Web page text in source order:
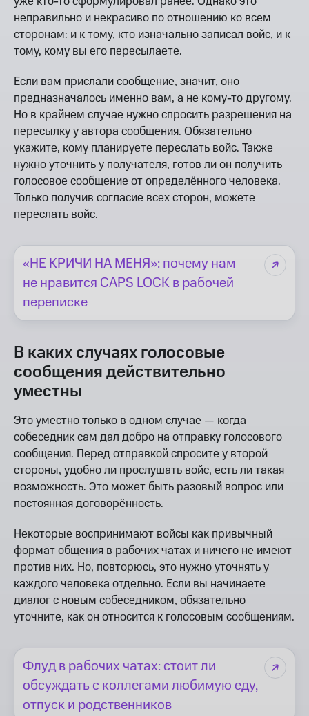
неправильно и некрасиво по отношению ко всем
сторонам: и к тому, кто изначально записал войс, и к
тому, кому вы его пересылаете.
Если вам прислали сообщение, значит, оно
предназначалось именно вам, а не кому-то другому.
Но в крайнем случае нужно спросить разрешения на
пересылку у автора сообщения. Обязательно
укажите, кому планируете переслать войс. Также
нужно уточнить у получателя, готов ли он получить
голосовое сообщение от определённого человека.
Только получив согласие всех сторон, можете
переслать войс.
«НЕ КРИЧИ НА МЕНЯ»: почему нам
не нравится CAPS LOCK в рабочей
переписке
В каких случаях голосовые
сообщения действительно
уместны
Это уместно только в одном случае — когда
собеседник сам дал добро на отправку голосового
сообщения. Перед отправкой спросите у второй
стороны, удобно ли прослушать войс, есть ли такая
возможность. Это может быть разовый вопрос или
постоянная договорённость.
Некоторые воспринимают войсы как привычный
формат общения в рабочих чатах и ничего не имеют
против них. Но, повторюсь, это нужно уточнять у
каждого человека отдельно. Если вы начинаете
диалог с новым собеседником, обязательно
уточните, как он относится к голосовым сообщениям.
Флуд в рабочих чатах: стоит ли
обсуждать с коллегами любимую еду,
отпуск и родственников